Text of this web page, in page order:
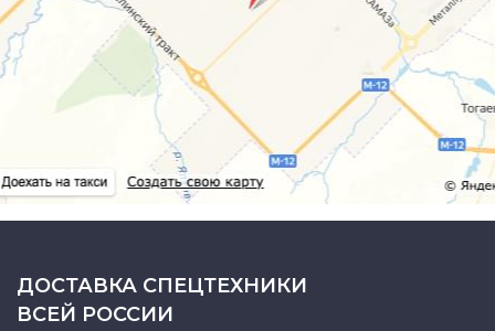
ДОСТАВКА СПЕЦТЕХНИКИ
ВСЕЙ РОССИИ